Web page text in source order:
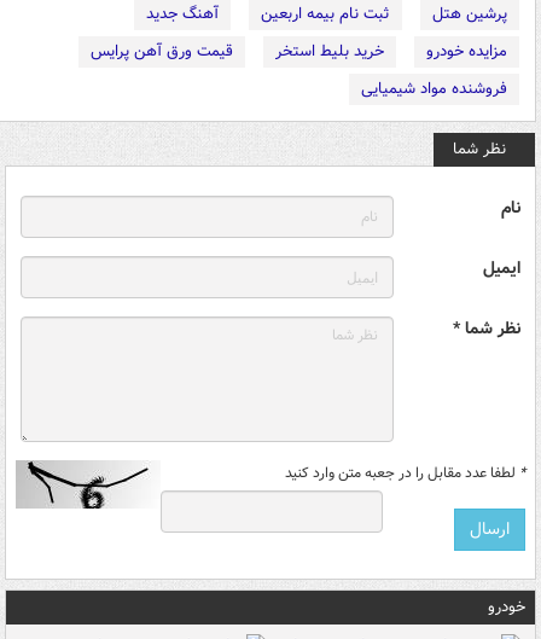
پرشین هتل
ثبت نام بیمه اربعین
آهنگ جدید
مزایده خودرو
خرید بلیط استخر
قیمت ورق آهن پرایس
فروشنده مواد شیمیایی
نظر شما
نام
ایمیل
نظر شما *
* لطفا عدد مقابل را در جعبه متن وارد کنید
خودرو